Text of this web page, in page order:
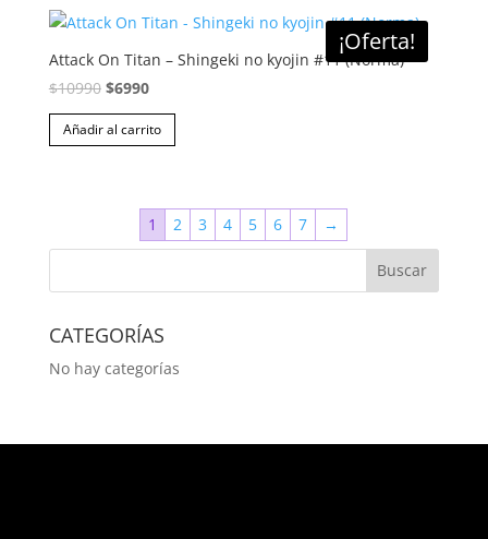
¡Oferta!
Attack On Titan – Shingeki no kyojin #11 (Norma)
$10990 El
precio
original
$6990El
precio
actual
Añadir al carrito
1 2 3 4 5 6 7 →
CATEGORÍAS
No hay categorías